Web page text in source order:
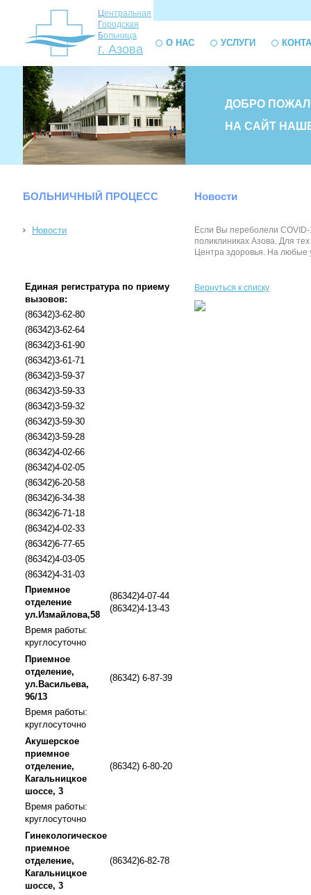
Центральная
Городская
Больница
г. Азова О НАС УСЛУГИ
ДОБРО
НА САЙТ
БОЛЬНИЧНЫЙ ПРОЦЕСС
Новости
Единая регистратура по приему
вызовов:
(86342)3-62-80
(86342)3-62-64
(86342)3-61-90
(86342)3-61-71
(86342)3-59-37
(86342)3-59-33
(86342)3-59-32
(86342)3-59-30
(86342)3-59-28
(86342)4-02-66
(86342)4-02-05
(86342)6-20-58
(86342)6-34-38
(86342)6-71-18
(86342)4-02-33
(86342)6-77-65
(86342)4-03-05
(86342)4-31-03
Приемное
отделение
ул.Измайлова,58
(86342)4-07-44
(86342)4-13-43
Время работы:
круглосуточно
Приемное
отделение,
ул.Васильева,
96/13
(86342) 6-87-39
Время работы:
круглосуточно
Акушерское
приемное
отделение,
Кагальницкое
шоссе, 3
(86342) 6-80-20
Время работы:
круглосуточно
Гинекологическое
приемное
отделение,
Кагальницкое
шоссе, 3
(86342)6-82-78
Новости
Если Вы переболели
поликлиниках Азова. Для
Центра здоровья. На любые
Вернуться к списку